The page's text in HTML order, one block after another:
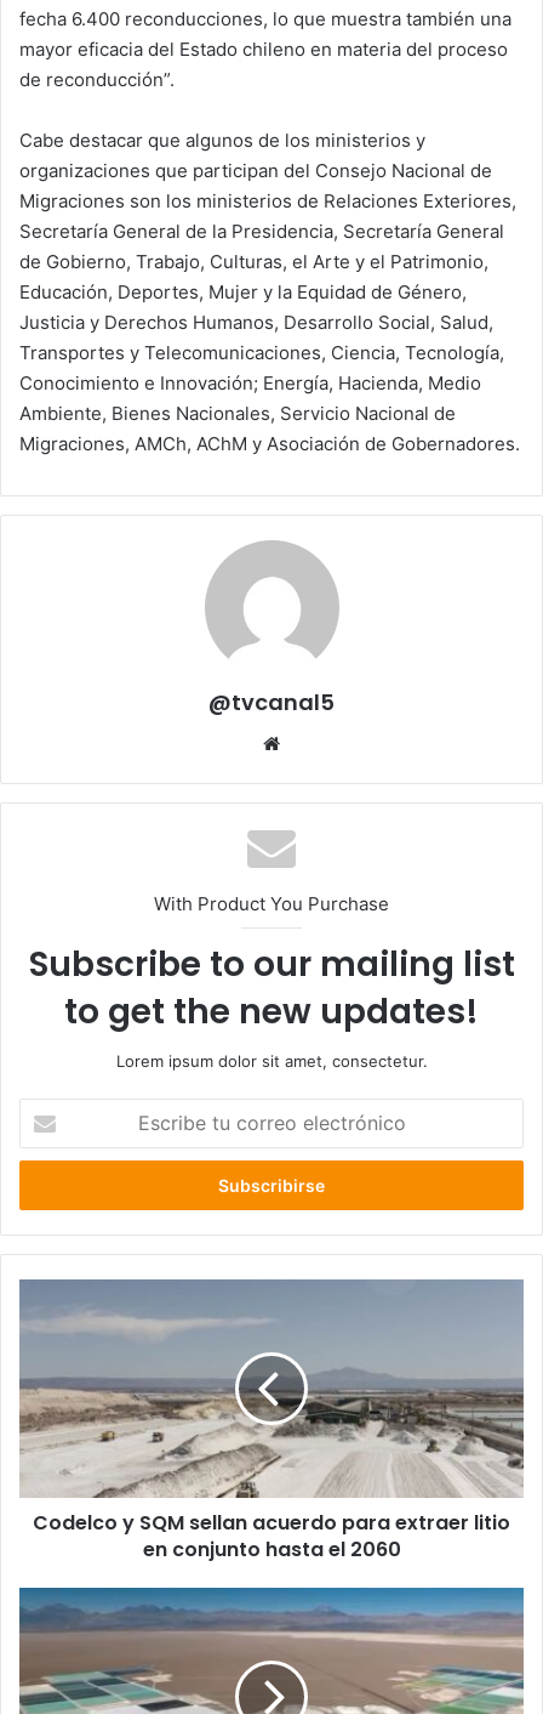
fecha 6.400 reconducciones, lo que muestra también una
mayor eficacia del Estado chileno en materia del proceso
de reconducción”.
Cabe destacar que algunos de los ministerios y
organizaciones que participan del Consejo Nacional de
Migraciones son los ministerios de Relaciones Exteriores,
Secretaría General de la Presidencia, Secretaría General
de Gobierno, Trabajo, Culturas, el Arte y el Patrimonio,
Educación, Deportes, Mujer y la Equidad de Género,
Justicia y Derechos Humanos, Desarrollo Social, Salud,
Transportes y Telecomunicaciones, Ciencia, Tecnología,
Conocimiento e Innovación; Energía, Hacienda, Medio
Ambiente, Bienes Nacionales, Servicio Nacional de
Migraciones, AMCh, AChM y Asociación de Gobernadores.
@tvcanal5
With Product You Purchase
Subscribe to our mailing list
to get the new updates!
Lorem ipsum dolor sit amet, consectetur.
correo
acuerdo
para
extraer
en
conjunto
2060
Codelco y SQM sellan acuerdo para extraer litio
en conjunto hasta el 2060
Codelco-
SQM:
matrimonio
inesperado